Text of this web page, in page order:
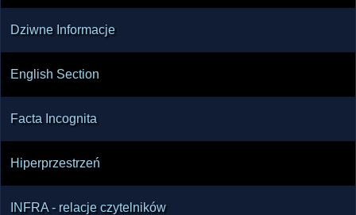
Dziwne Informacje
English Section
Facta Incognita
Hiperprzestrzeń
INFRA - relacje czytelników